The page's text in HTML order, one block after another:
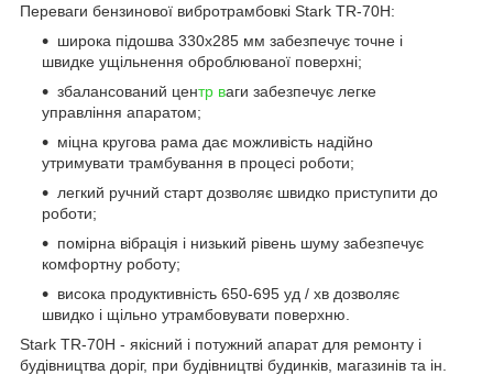
Переваги бензинової вибротрамбовкі Stark TR-70H:
широка підошва 330х285 мм забезпечує точне і
швидке ущільнення оброблюваної поверхні;
збалансований центр ваги забезпечує легке
управління апаратом;
міцна кругова рама дає можливість надійно
утримувати трамбування в процесі роботи;
легкий ручний старт дозволяє швидко приступити до
роботи;
помірна вібрація і низький рівень шуму забезпечує
комфортну роботу;
висока продуктивність 650-695 уд / хв дозволяє
швидко і щільно утрамбовувати поверхню.
Stark TR-70H - якісний і потужний апарат для ремонту і
будівництва доріг, при будівництві будинків, магазинів та ін.